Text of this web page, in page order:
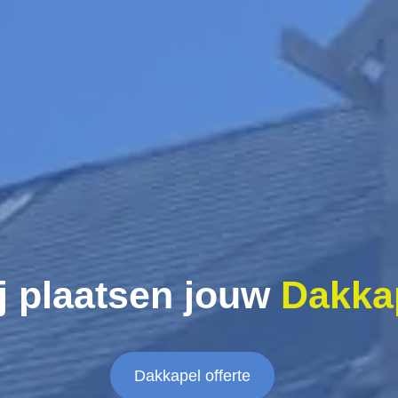
plaatsen jouw
Dakkapel offerte